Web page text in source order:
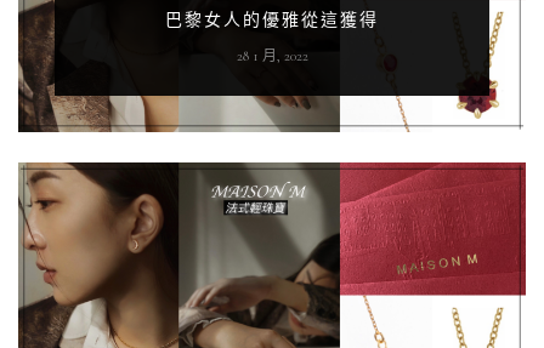
巴黎女人的優雅從這獲得
28 1 月, 2022